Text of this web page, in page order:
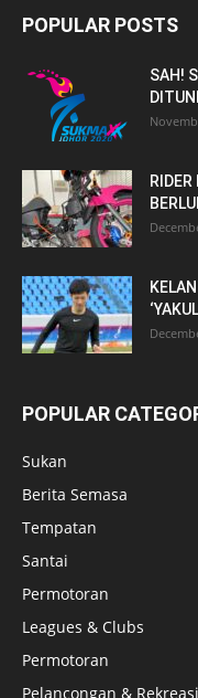
POPULAR POSTS
SAH!
POPULAR
Sukan
Berita Semasa
Tempatan
Santai
Permotoran
Leagues & Clubs
Permotoran
Pelancongan & Rekreasi